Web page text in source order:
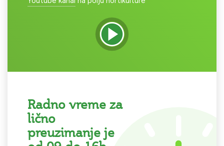
Radno vreme za
lično
preuzimanje je